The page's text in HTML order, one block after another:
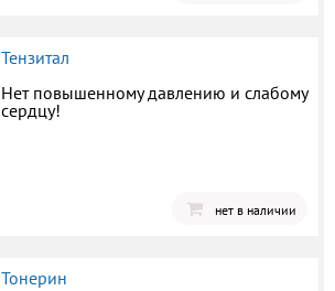
Тензитал
Нет повышенному давлению и слабому
сердцу!
нет в наличии
Тонерин